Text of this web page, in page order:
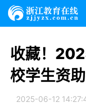
收藏！
校学生资
2025-06-12